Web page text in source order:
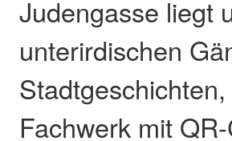
Judengasse liegt
unterirdischen
Fachwerk mit